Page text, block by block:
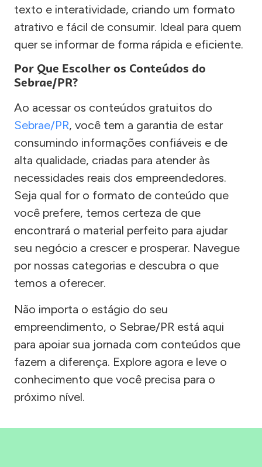
texto e interatividade, criando um formato
atrativo e fácil de consumir. Ideal para quem
quer se informar de forma rápida e eficiente.
Por Que Escolher os Conteúdos do
Sebrae/PR?
Ao acessar os conteúdos gratuitos do
Sebrae/PR, você tem a garantia de estar
consumindo informações confiáveis e de
alta qualidade, criadas para atender às
necessidades reais dos empreendedores.
Seja qual for o formato de conteúdo que
você prefere, temos certeza de que
encontrará o material perfeito para ajudar
seu negócio a crescer e prosperar. Navegue
por nossas categorias e descubra o que
temos a oferecer.
Não importa o estágio do seu
empreendimento, o Sebrae/PR está aqui
para apoiar sua jornada com conteúdos que
fazem a diferença. Explore agora e leve o
conhecimento que você precisa para o
próximo nível.